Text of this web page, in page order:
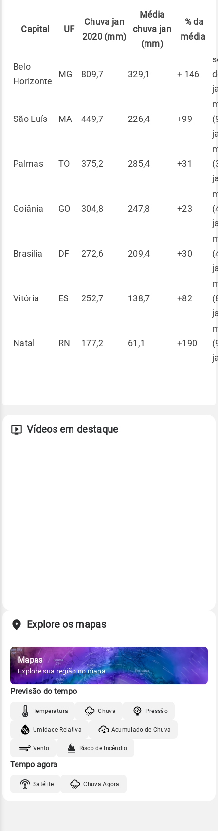
Capital UF
Chuva jan
2020 (mm)
Média
chuva jan
(mm)
% da
média
Belo
Horizonte
MG 809,7 329,1 + 146
São Luís MA 449,7 226,4 +99
Palmas TO 375,2 285,4 +31
Goiânia GO 304,8 247,8 +23
Brasília DF 272,6 209,4 +30
Vitória ES 252,7 138,7 +82
Natal RN 177,2 61,1 +190
Vídeos em destaque
Explore os mapas
Mapas
Explore sua região no mapa
Previsão do tempo
Temperatura Chuva Pressão
Umidade Relativa Acumulado de Chuva
Vento Risco de Incêndio
Tempo agora
Satélite Chuva Agora